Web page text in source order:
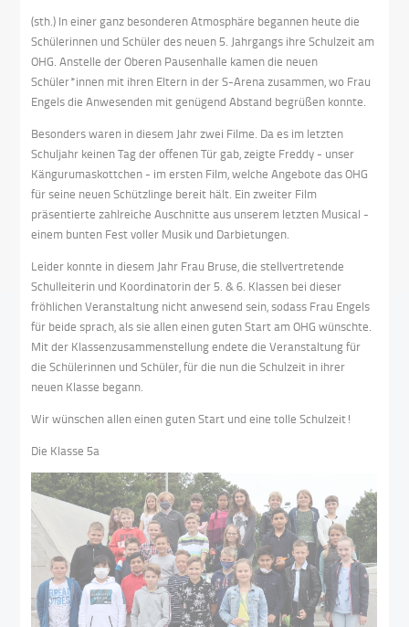
(sth.) In einer ganz besonderen Atmosphäre begannen heute die
Schülerinnen und Schüler des neuen 5. Jahrgangs ihre Schulzeit am
OHG. Anstelle der Oberen Pausenhalle kamen die neuen
Schüler*innen mit ihren Eltern in der S-Arena zusammen, wo Frau
Engels die Anwesenden mit genügend Abstand begrüßen konnte.
Besonders waren in diesem Jahr zwei Filme. Da es im letzten
Schuljahr keinen Tag der offenen Tür gab, zeigte Freddy - unser
Kängurumaskottchen - im ersten Film, welche Angebote das OHG
für seine neuen Schützlinge bereit hält. Ein zweiter Film
präsentierte zahlreiche Auschnitte aus unserem letzten Musical -
einem bunten Fest voller Musik und Darbietungen.
Leider konnte in diesem Jahr Frau Bruse, die stellvertretende
Schulleiterin und Koordinatorin der 5. & 6. Klassen bei dieser
fröhlichen Veranstaltung nicht anwesend sein, sodass Frau Engels
für beide sprach, als sie allen einen guten Start am OHG wünschte.
Mit der Klassenzusammenstellung endete die Veranstaltung für
die Schülerinnen und Schüler, für die nun die Schulzeit in ihrer
neuen Klasse begann.
Wir wünschen allen einen guten Start und eine tolle Schulzeit!
Die Klasse 5a